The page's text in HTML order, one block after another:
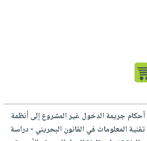
أحكام جريمة الدخول غير المشروع إلى أنظمة
تقنية المعلومات في القانون البحريني - دراسة